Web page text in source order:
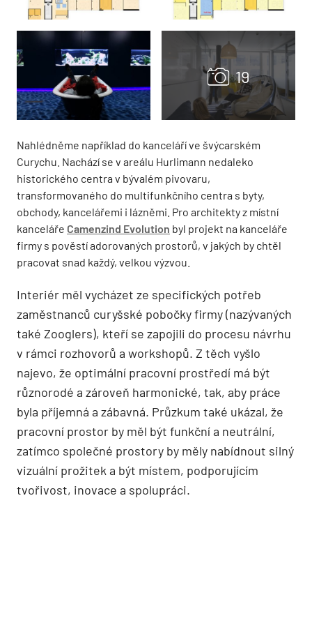
Nahlédněme například do kanceláří ve švýcarském
Curychu. Nachází se v areálu Hurlimann nedaleko
historického centra v bývalém pivovaru,
transformovaného do multifunkčního centra s byty,
obchody, kancelářemi i lázněmi. Pro architekty z místní
kanceláře Camenzind Evolution byl projekt na kanceláře
firmy s pověstí adorovaných prostorů, v jakých by chtěl
pracovat snad každý, velkou výzvou.
Interiér měl vycházet ze specifických potřeb
zaměstnanců curyšské pobočky firmy (nazývaných
také Zooglers), kteří se zapojili do procesu návrhu
v rámci rozhovorů a workshopů. Z těch vyšlo
najevo, že optimální pracovní prostředí má být
různorodé a zároveň harmonické, tak, aby práce
byla příjemná a zábavná. Průzkum také ukázal, že
pracovní prostor by měl být funkční a neutrální,
zatímco společné prostory by měly nabídnout silný
vizuální prožitek a být místem, podporujícím
tvořivost, inovace a spolupráci.